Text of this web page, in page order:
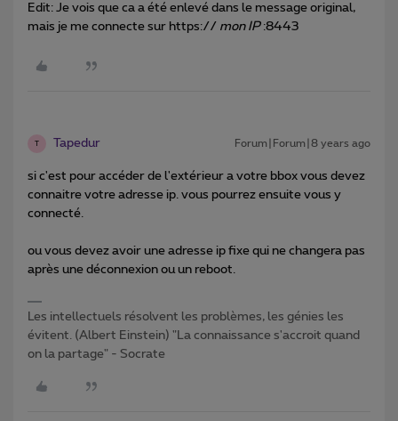
Edit: Je vois que ca a été enlevé dans le message original,
mais je me connecte sur https:// mon IP:8443
T Tapedur Forum|Forum|8 years ago
si c'est pour accéder de l'extérieur a votre bbox vous devez
connaitre votre adresse ip. vous pourrez ensuite vous y
connecté.
ou vous devez avoir une adresse ip fixe qui ne changera pas
après une déconnexion ou un reboot.
Les intellectuels résolvent les problèmes, les génies les
évitent. (Albert Einstein) "La connaissance s'accroit quand
on la partage" - Socrate